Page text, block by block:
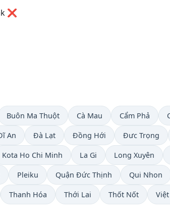
❌
Buôn Ma Thuột Cà Mau Cẩm Phả
An Đà Lạt Đồng Hới Đưc Trọng
Kota Ho Chi Minh La Gi Long Xuyên
Pleiku Quận Đức Thịnh Qui Nhon
Thanh Hóa Thới Lai Thốt Nốt